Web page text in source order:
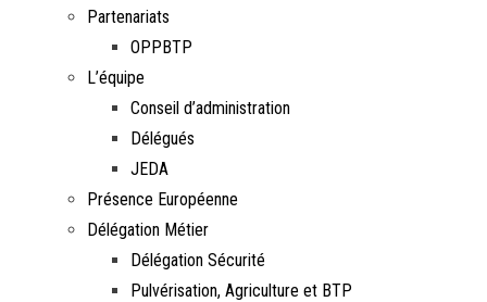
Partenariats
OPPBTP
L’équipe
Conseil d’administration
Délégués
JEDA
Présence Européenne
Délégation Métier
Délégation Sécurité
Pulvérisation, Agriculture et BTP